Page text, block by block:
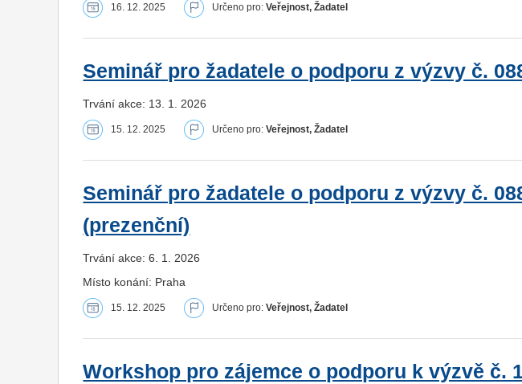
16. 12. 2025 Určeno pro:Veřejnost, Žadatel
Seminář pro žadatele o podporu z výzvy č.
Trvání akce: 13. 1. 2026
15. 12. 2025 Určeno pro:Veřejnost, Žadatel
Seminář pro žadatele o podporu z výzvy č.
(prezenční)
Trvání akce: 6. 1. 2026
Místo konání: Praha
15. 12. 2025 Určeno pro:Veřejnost, Žadatel
Workshop pro zájemce o podporu k výzvě č.